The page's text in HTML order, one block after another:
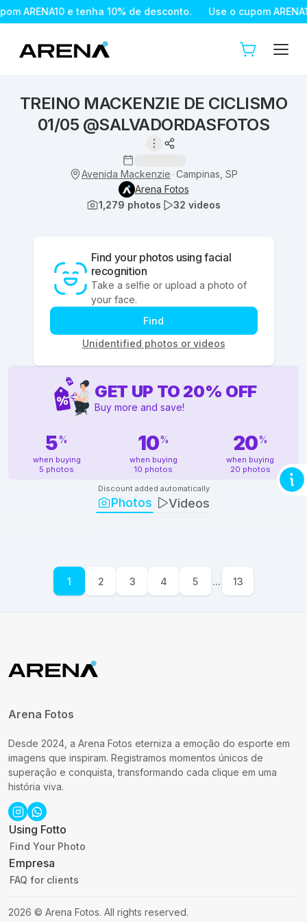
ARENA10 e tenha 10% de desconto. Use o cupom
TREINO MACKENZIE DE CICLISMO
01/05 @SALVADORDASFOTOS
Avenida Mackenzie Campinas, SP
Arena Fotos
1,279 photos 32 videos
Find your photos using facial
recognition
Take a selfie or upload a photo of
your face.
Find
Unidentified photos or videos
GET UP TO 20% OFF
Buy more and save!
5%
when buying
5 photos
10%
when buying
10 photos
20%
when buying
20 photos
Discount added automatically
Photos Videos
1 2 3 4 5 ... 13
Arena Fotos
Desde 2024, a Arena Fotos eterniza a emoção do esporte em
imagens que inspiram. Registramos momentos únicos de
superação e conquista, transformando cada clique em uma
história viva.
Using Fotto
Find Your Photo
Empresa
FAQ for clients
2026 © Arena Fotos. All rights reserved.